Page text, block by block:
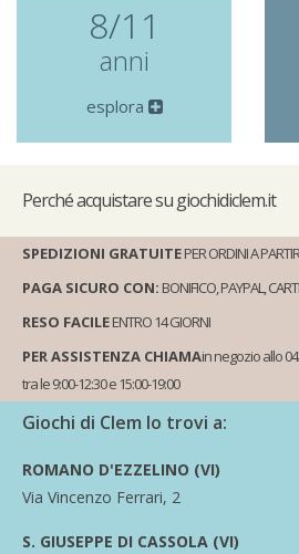
8/11
anni
esplora
Perchéacquistare su giochidiclem.it
SPEDIZIONI GRATUITEPER ORDINI A
PAGA SICURO CON: BONIFICO, PAYPAL,
RESO FACILEENTRO 14 GIORNI
PER ASSISTENZA CHIAMAin negozio allo
tra le 9:00-12:30 e 15:00-19:00
Giochi di Clem lo trovi a:
ROMANO D'EZZELINO (VI)
Via Vincenzo Ferrari, 2
S. GIUSEPPE DI CASSOLA (VI)